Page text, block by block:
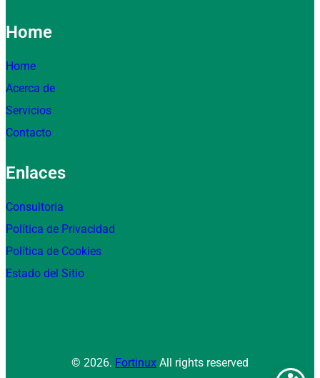
Home
Home
Acerca de
Servicios
Contacto
Enlaces
Consultoria
Política de Privacidad
Política de Cookies
Estado del Sitio
© 2026. Fortinux All rights reserved